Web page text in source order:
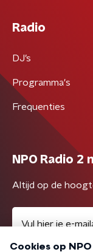
Radio
DJ’s
Programma's
Frequenties
NPO Radio 2
Altijd op de